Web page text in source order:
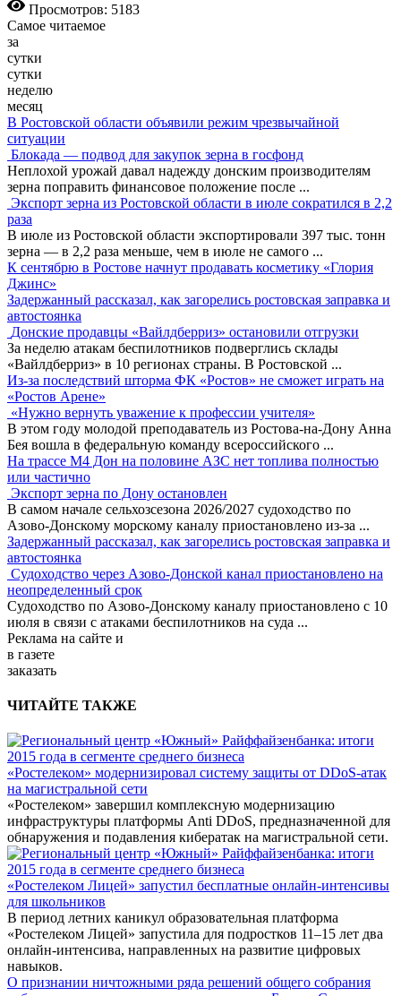
Просмотров: 5183
Самое читаемое
за
сутки
сутки
неделю
месяц
В Ростовской области объявили режим чрезвычайной
ситуации
Блокада — подвод для закупок зерна в госфонд
Неплохой урожай давал надежду донским производителям
зерна поправить финансовое положение после ...
Экспорт зерна из Ростовской области в июле сократился в 2,2
раза
В июле из Ростовской области экспортировали 397 тыс. тонн
зерна — в 2,2 раза меньше, чем в июле не самого ...
К сентябрю в Ростове начнут продавать косметику «Глория
Джинс»
Задержанный рассказал, как загорелись ростовская заправка и
автостоянка
Донские продавцы «Вайлдберриз» остановили отгрузки
За неделю атакам беспилотников подверглись склады
«Вайлдберриз» в 10 регионах страны. В Ростовской ...
Из-за последствий шторма ФК «Ростов» не сможет играть на
«Ростов Арене»
«Нужно вернуть уважение к профессии учителя»
В этом году молодой преподаватель из Ростова-на-Дону Анна
Бея вошла в федеральную команду всероссийского ...
На трассе М4 Дон на половине АЗС нет топлива полностью
или частично
Экспорт зерна по Дону остановлен
В самом начале сельхозсезона 2026/2027 судоходство по
Азово-Донскому морскому каналу приостановлено из-за ...
Задержанный рассказал, как загорелись ростовская заправка и
автостоянка
Судоходство через Азово-Донской канал приостановлено на
неопределенный срок
Судоходство по Азово-Донскому каналу приостановлено с 10
июля в связи с атаками беспилотников на суда ...
Реклама на сайте и
в газете
заказать
ЧИТАЙТЕ ТАКЖЕ
«Ростелеком» модернизировал систему защиты от DDoS-атак
на магистральной сети
«Ростелеком» завершил комплексную модернизацию
инфраструктуры платформы Anti DDoS, предназначенной для
обнаружения и подавления кибератак на магистральной сети.
«Ростелеком Лицей» запустил бесплатные онлайн-интенсивы
для школьников
В период летних каникул образовательная платформа
«Ростелеком Лицей» запустила для подростков 11–15 лет два
онлайн-интенсива, направленных на развитие цифровых
навыков.
О признании ничтожными ряда решений общего собрания